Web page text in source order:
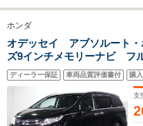
ホンダ
オデッセイ アブソルート
ズ9インチメモリーナビ
Bカメラ 天吊りモニター
側電動スライドドア LEDオ
シート Pシート ドラレコ
ディーラー保証 車両品質評価書付 購
支